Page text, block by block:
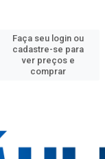
Faça seu login ou
cadastre-se para
ver preços e
comprar